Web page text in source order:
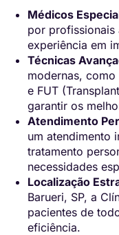
Médicos
por profissionais
experiência em
Técnicas
modernas, como
e FUT
garantir os
Atendimento
um atendimento
tratamento
necessidades
Localização
Barueri, SP, a
pacientes de
eficiência.